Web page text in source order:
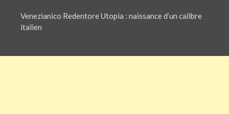
Venezianico Redentore Utopia : naissance d’un calibre
italien